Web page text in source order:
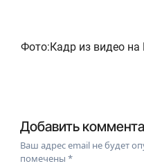
Фото:Кадр из видео на
Добавить
Ваш адрес email не будет
помечены*